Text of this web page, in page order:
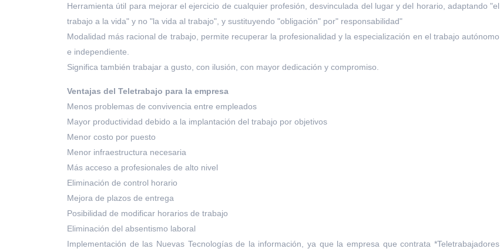
Herramienta útil para mejorar el ejercicio de cualquier profesión, desvinculada del lugar y del horario, adaptando "el
trabajo a la vida" y no "la vida al trabajo", y sustituyendo "obligación" por" responsabilidad"
Modalidad más racional de trabajo, permite recuperar la profesionalidad y la especialización en el trabajo autónomo
e independiente.
Significa también trabajar a gusto, con ilusión, con mayor dedicación y compromiso.
Ventajas del Teletrabajo para la empresa
Menos problemas de convivencia entre empleados
Mayor productividad debido a la implantación del trabajo por objetivos
Menor costo por puesto
Menor infraestructura necesaria
Más acceso a profesionales de alto nivel
Eliminación de control horario
Mejora de plazos de entrega
Posibilidad de modificar horarios de trabajo
Eliminación del absentismo laboral
Implementación de las Nuevas Tecnologías de la información, ya que la empresa que contrata *Teletrabajadores